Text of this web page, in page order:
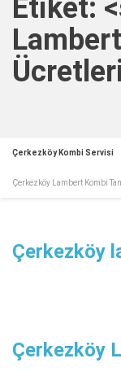
Etiket:
Çerkezköy Kombi Servisi
Çerkezköy Lambert Kombi
Çerkezköy
Çerkezköy